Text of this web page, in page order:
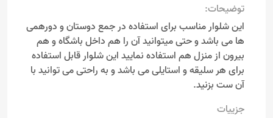
توضیحات:
این شلوار مناسب برای استفاده در جمع دوستان و دورهمی
ها می باشد و حتی میتوانید آن را هم داخل باشگاه و هم
بیرون از منزل هم استفاده نمایید این شلوار قابل استفاده
برای هر سلیقه و استایلی می باشد و به راحتی می توانید با
آن ست بزنید.
جزییات